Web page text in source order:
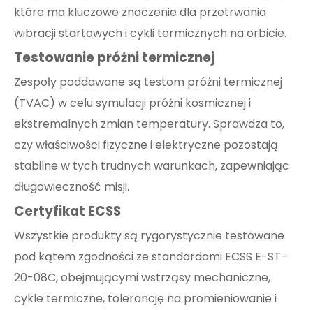
które ma kluczowe znaczenie dla przetrwania
wibracji startowych i cykli termicznych na orbicie.
Testowanie próżni termicznej
Zespoły poddawane są testom próżni termicznej
(TVAC) w celu symulacji próżni kosmicznej i
ekstremalnych zmian temperatury. Sprawdza to,
czy właściwości fizyczne i elektryczne pozostają
stabilne w tych trudnych warunkach, zapewniając
długowieczność misji.
Certyfikat ECSS
Wszystkie produkty są rygorystycznie testowane
pod kątem zgodności ze standardami ECSS E-ST-
20-08C, obejmującymi wstrząsy mechaniczne,
cykle termiczne, tolerancję na promieniowanie i